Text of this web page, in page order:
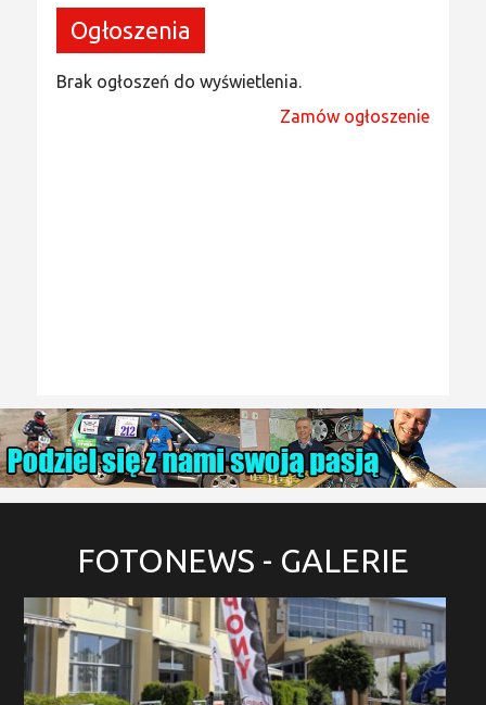
Ogłoszenia
Brak ogłoszeń do wyświetlenia.
Zamów ogłoszenie
FOTONEWS - GALERIE